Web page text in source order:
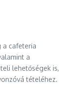
a cafeteria
a
lehetőségek is,
tételéhez.